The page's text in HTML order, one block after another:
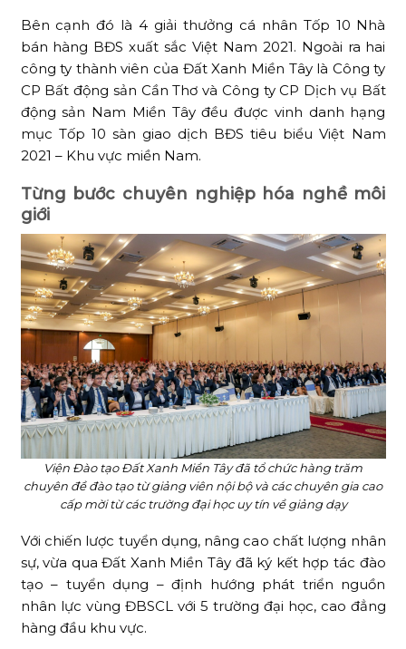
Bên cạnh đó là 4 giải thưởng cá nhân Tốp 10 Nhà
bán hàng BĐS xuất sắc Việt Nam 2021. Ngoài ra hai
công ty thành viên của Đất Xanh Miền Tây là Công ty
CP Bất động sản Cần Thơ và Công ty CP Dịch vụ Bất
động sản Nam Miền Tây đều được vinh danh hạng
mục Tốp 10 sàn giao dịch BĐS tiêu biểu Việt Nam
2021 – Khu vực miền Nam.
Từng bước chuyên nghiệp hóa nghề môi
giới
Viện Đào tạo Đất Xanh Miền Tây đã tổ chức hàng trăm
chuyên đề đào tạo từ giảng viên nội bộ và các chuyên gia cao
cấp mời từ các trường đại học uy tín về giảng dạy
Với chiến lược tuyển dụng, nâng cao chất lượng nhân
sự, vừa qua Đất Xanh Miền Tây đã ký kết hợp tác đào
tạo – tuyển dụng – định hướng phát triển nguồn
nhân lực vùng ĐBSCL với 5 trường đại học, cao đẳng
hàng đầu khu vực.